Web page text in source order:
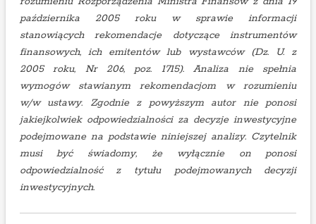
października 2005 roku w sprawie informacji
stanowiących rekomendacje dotyczące instrumentów
finansowych, ich emitentów lub wystawców (Dz. U. z
2005 roku, Nr 206, poz. 1715). Analiza nie spełnia
wymogów stawianym rekomendacjom w rozumieniu
w/w ustawy. Zgodnie z powyższym autor nie ponosi
jakiejkolwiek odpowiedzialności za decyzje inwestycyjne
podejmowane na podstawie niniejszej analizy. Czytelnik
musi być świadomy, że wyłącznie on ponosi
odpowiedzialność z tytułu podejmowanych decyzji
inwestycyjnych.